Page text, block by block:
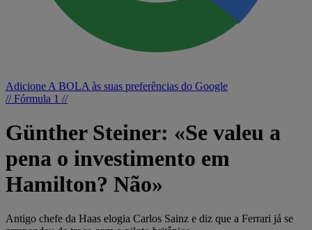
Adicione A BOLA às suas preferências do Google
// Fórmula 1 //
Günther Steiner: «Se valeu a
pena o investimento em
Hamilton? Não»
Antigo chefe da Haas elogia Carlos Sainz e diz que a Ferrari já se